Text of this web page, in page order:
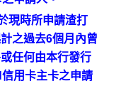
現時所申請渣打
之過去6個月內曾
任何由本行發行
用卡主卡之申請